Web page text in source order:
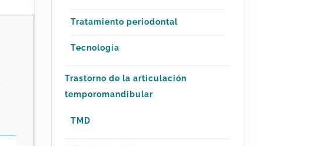
Tratamiento periodontal
Tecnología
Trastorno de la articulación
temporomandibular
TMD